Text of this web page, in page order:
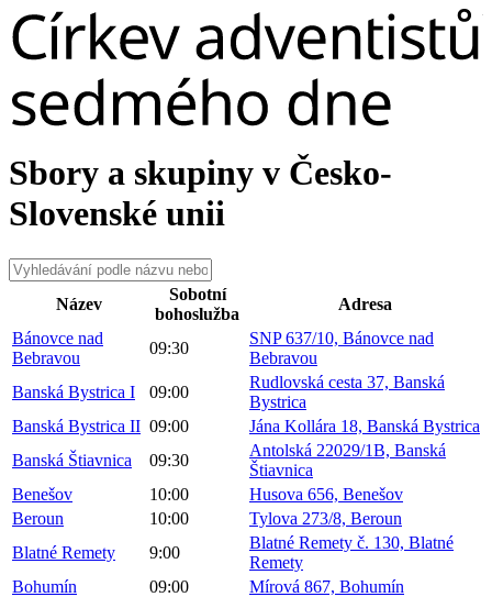
Sbory a skupiny v Česko-
Slovenské unii
Název
Sobotní
bohoslužba
Adresa
Bánovce nad
Bebravou
09:30
SNP 637/10, Bánovce nad
Bebravou
Banská Bystrica I
09:00
Rudlovská cesta 37, Banská
Bystrica
Banská Bystrica II 09:00
Jána Kollára 18, Banská Bystrica
Banská Štiavnica
09:30
Antolská 22029/1B, Banská
Štiavnica
Benešov
10:00
Husova 656, Benešov
Beroun
10:00
Tylova 273/8, Beroun
Blatné Remety
9:00
Blatné Remety č. 130, Blatné
Remety
Bohumín
09:00
Mírová 867, Bohumín